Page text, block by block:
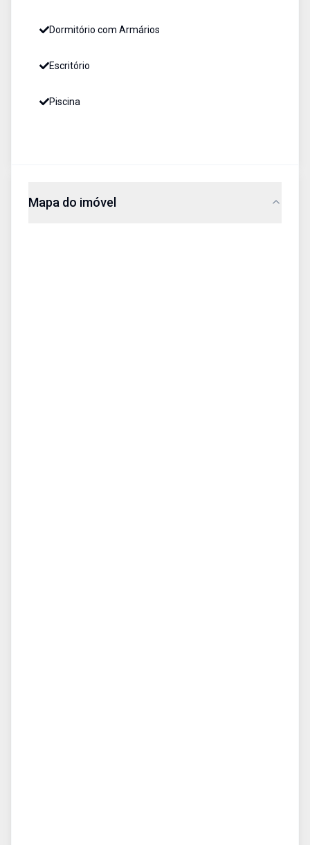
Dormitório com Armários
Escritório
Piscina
Mapa do imóvel